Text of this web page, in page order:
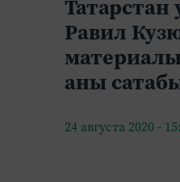
Равил
аны
24 августа 2020 -